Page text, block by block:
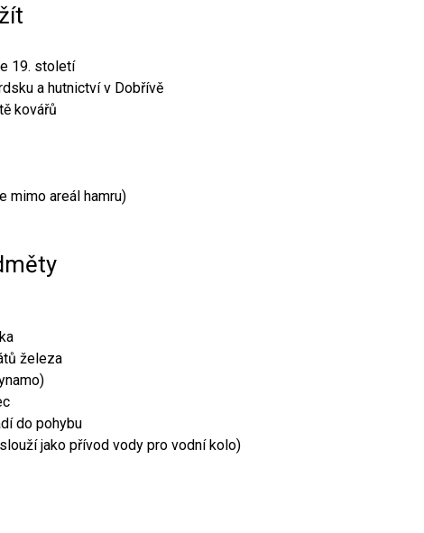
19. století
a hutnictví v Dobřívě
kovářů
mimo areál hamru)
železa
do pohybu
jako přívod vody pro vodní kolo)